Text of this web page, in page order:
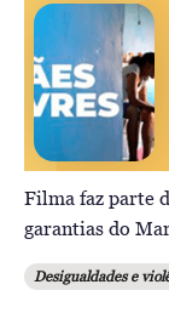
Filma faz parte
garantias do
Desigualdades e